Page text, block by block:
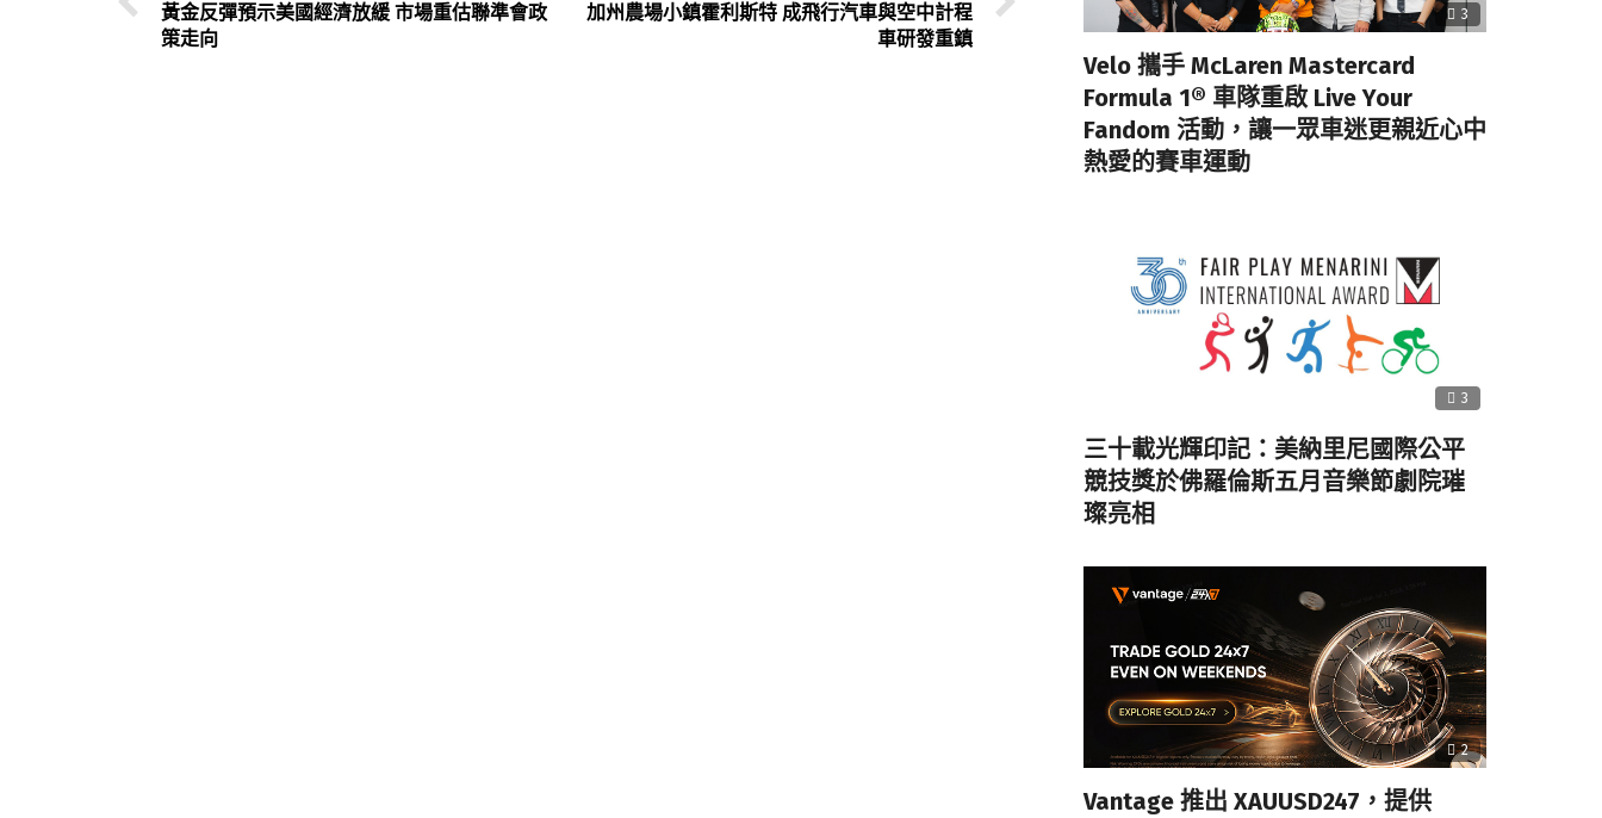
黃金反彈預示美國經濟放緩 市場重估聯準會政
策走向
加州農場小鎮霍利斯特 成飛行汽車與空中計程
車研發重鎮
3
Velo 攜手 McLaren Mastercard
Formula 1® 車隊重啟 Live Your
Fandom 活動，讓一眾車迷更親近心中
熱愛的賽車運動
3
三十載光輝印記：美納里尼國際公平
競技獎於佛羅倫斯五月音樂節劇院璀
璨亮相
2
Vantage 推出 XAUUSD247，提供